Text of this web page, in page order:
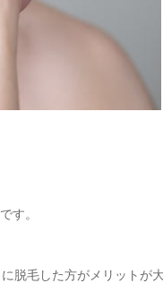
です。
脱毛した方がメリットが大